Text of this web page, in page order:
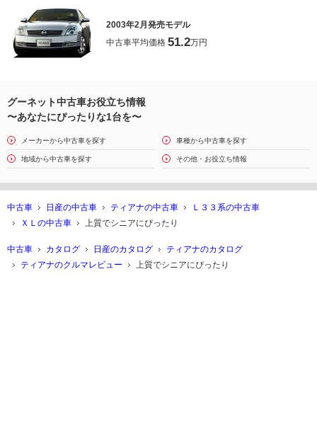
2003年2月発売モデル
中古車平均価格 51.2万円
グーネット中古車お役立ち情報
〜あなたにぴったりな1台を〜
メーカーから中古車を探す 車種から中古車を探す
地域から中古車を探す その他・お役立ち情報
中古車 日産の中古車 ティアナの中古車
Ｌ３３系の中古車
ＸＬの中古車
上質でシニアにぴったり
中古車 カタログ 日産のカタログ
ティアナのカタログ
ティアナのクルマレビュー
上質でシニアにぴったり